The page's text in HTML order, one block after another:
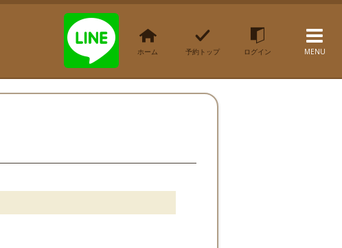
ホーム 予約トップ ログイン MENU